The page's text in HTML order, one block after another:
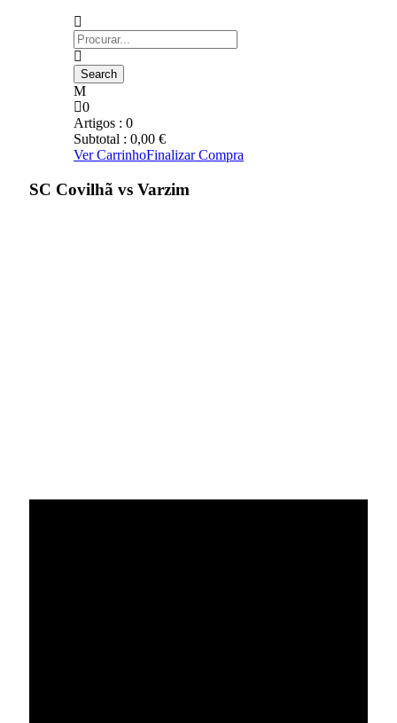
0
Artigos : 0
Subtotal : 0,00 €
Ver CarrinhoFinalizar Compra
SC Covilhã vs Varzim